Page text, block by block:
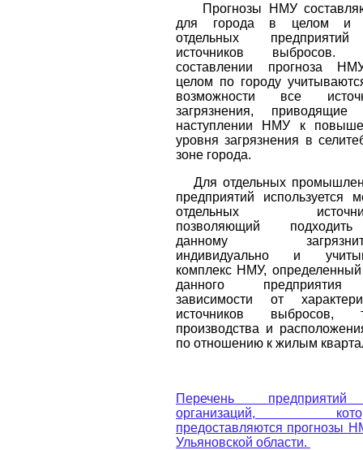
Прогнозы НМУ
для города в целом и
отдельных
источников выбросов.
составлении прогноза
целом по городу
возможности все
загрязнения, приводящие
наступлении НМУ к
уровня загрязнения в
зоне города.
Для отдельных
предприятий используется
отдельных
позволяющий
данному
индивидуально и
комплекс НМУ,
данного
зависимости от
источников выбросов,
производства и
по отношению к жилым
Перечень
организаций,
предоставляются прогнозы
Ульяновской области.